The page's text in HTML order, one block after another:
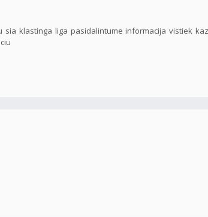
klastinga liga pasidalintume informacija vistiek